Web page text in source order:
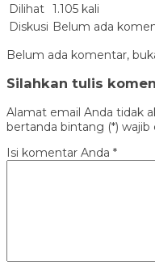
Dilihat 1.105 kali
Diskusi Belum ada
Belum ada komentar,
Silahkan tulis
Alamat email Anda tidak
bertanda bintang (*) wajib
Isi komentar Anda *